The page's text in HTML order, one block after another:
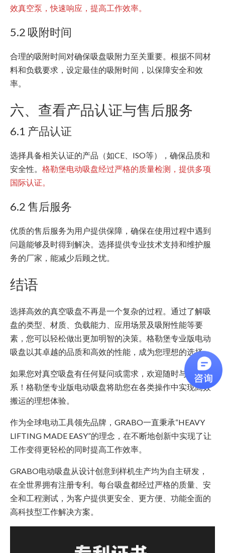
效真空泵，快速响应，提高工作效率。
5.2 吸附时间
合理的吸附时间对确保吸盘吸附力至关重要。根据不同材
料和负载要求，设定最佳的吸附时间，以保障安全和效
率。
六、查看产品认证与售后服务
6.1 产品认证
选择具备相关认证的产品（如CE、ISO等），确保品质和
安全性。 格勒堡电动吸盘经过严格的质量检测，提供多项
国际认证。
6.2 售后服务
优质的售后服务为用户提供保障，确保在使用过程中遇到
问题能够及时得到解决。选择提供专业技术支持和维护服
务的厂家，能减少后顾之忧。
结语
选择高效的真空吸盘不再是一个复杂的过程。通过了解吸
盘的类型、材质、负载能力、应用场景及吸附性能等要
素，您可以轻松做出更加明智的决策。格勒堡专业版电动
吸盘以其卓越的品质和高效的性能，成为您理想的选择。
如果您对真空吸盘有任何疑问或需求，欢迎随时与我们联
系！格勒堡专业版电动吸盘将助您在各类操作中实现高效
搬运的理想体验。
作为全球电动工具领先品牌，GRABO一直秉承“HEAVY
LIFTING MADE EASY”的理念，在不断地创新中实现了让
工作变得更轻松的同时提高工作效率。
GRABO电动吸盘从设计创意到样机生产均为自主研发，
在全世界拥有注册专利。每台吸盘都经过严格的质量、安
全和工程测试，为客户提供更安全、更方便、功能全面的
高科技型工作解决方案。